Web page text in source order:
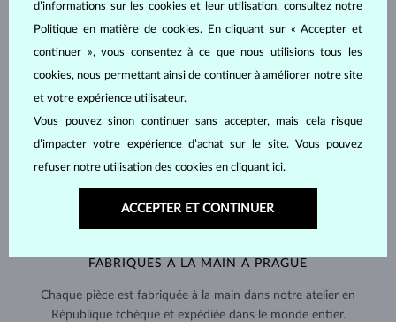
FABRIQUÉS À LA MAIN À PRAGUE
Chaque pièce est fabriquée à la main dans notre atelier en
République tchèque et expédiée dans le monde entier.
d’informations sur les cookies et leur utilisation, consultez notre
Politique en matière de cookies. En cliquant sur « Accepter et
continuer », vous consentez à ce que nous utilisions tous les
cookies, nous permettant ainsi de continuer à améliorer notre site
et votre expérience utilisateur.
Vous pouvez sinon continuer sans accepter, mais cela risque
d’impacter votre expérience d’achat sur le site. Vous pouvez
refuser notre utilisation des cookies en cliquant ici.
ACCEPTER ET CONTINUER